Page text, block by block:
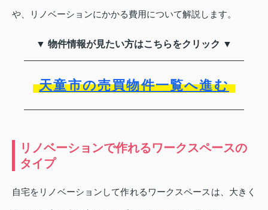
や、リノベーションにかかる費用について解説します。
▼ 物件情報が見たい方はこちらをクリック ▼
天童市の売買物件一覧へ進む
リノベーションで作れるワークスペースの
タイプ
自宅をリノベーションして作れるワークスペースは、大きく